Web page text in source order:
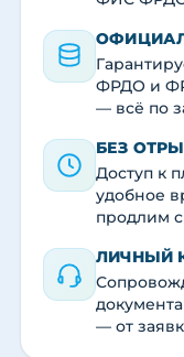
ФРДО и
— всё по
БЕЗ
Доступ к
удобное
продлим
ЛИЧНЫЙ
— от